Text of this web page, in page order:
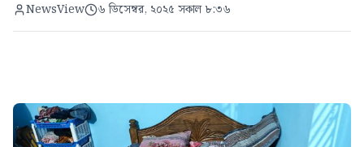
NewsView ৬ ডিসেম্বর, ২০২৫ সকাল ৮:৩৬